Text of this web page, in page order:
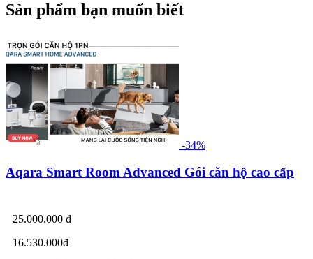
Sản phẩm bạn muốn biết
-34%
Aqara Smart Room Advanced Gói căn hộ cao cấp
25.000.000 đ
16.530.000đ